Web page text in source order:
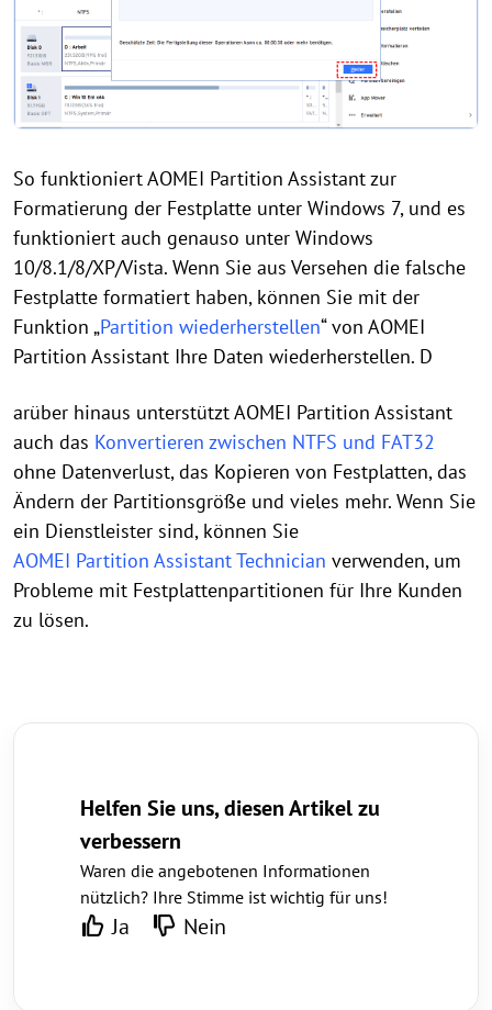
So funktioniert AOMEI Partition Assistant zur
Formatierung der Festplatte unter Windows 7, und es
funktioniert auch genauso unter Windows
10/8.1/8/XP/Vista. Wenn Sie aus Versehen die falsche
Festplatte formatiert haben, können Sie mit der
Funktion „Partition wiederherstellen“ von AOMEI
Partition Assistant Ihre Daten wiederherstellen. D
arüber hinaus unterstützt AOMEI Partition Assistant
auch das Konvertieren zwischen NTFS und FAT32
ohne Datenverlust, das Kopieren von Festplatten, das
Ändern der Partitionsgröße und vieles mehr. Wenn Sie
ein Dienstleister sind, können Sie
AOMEI Partition Assistant Technician verwenden, um
Probleme mit Festplattenpartitionen für Ihre Kunden
zu lösen.
Helfen Sie uns, diesen Artikel zu
verbessern
Waren die angebotenen Informationen
nützlich? Ihre Stimme ist wichtig für uns!
Ja Nein